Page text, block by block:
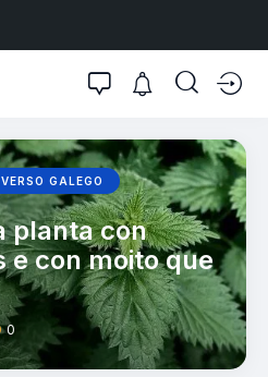
GALEGO
planta con
e con moito que
0